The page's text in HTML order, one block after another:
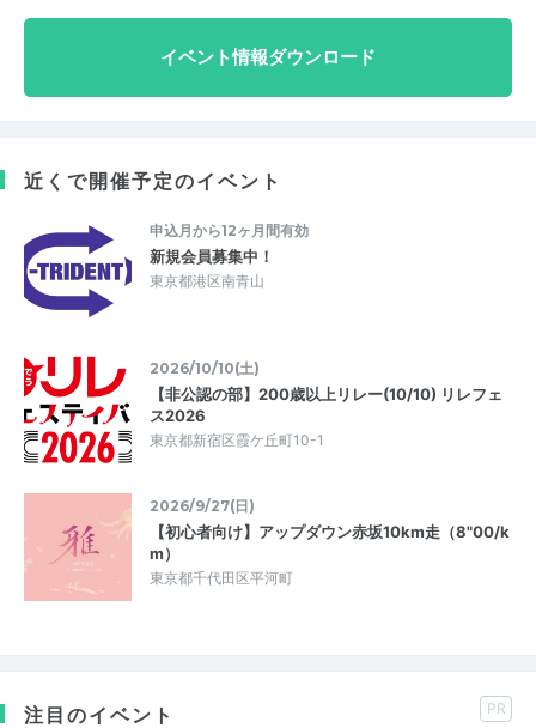
イベント情報ダウンロード
近くで開催予定のイベント
申込月から12ヶ月間有効
新規会員募集中！
東京都港区南青山
2026/10/10(土)
【非公認の部】200歳以上リレー(10/10) リレフェ
ス2026
東京都新宿区霞ケ丘町10-1
2026/9/27(日)
【初心者向け】アップダウン赤坂10km走（8"00/k
m）
東京都千代田区平河町
注目のイベント PR